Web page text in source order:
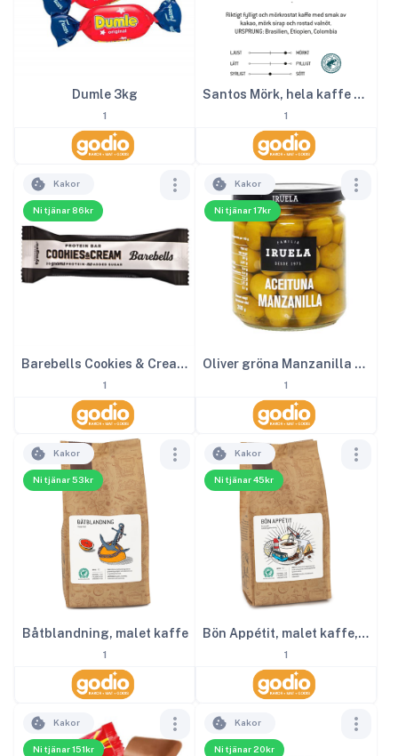
Dumle 3kg
1
Santos Mörk, hela kaffe bönor 1000g
1
Ni tjänar 86kr
Kakor
Barebells Cookies & Cream 12st
1
Ni tjänar 17kr
Kakor
Oliver gröna Manzanilla 365 g
1
Ni tjänar 53kr
Kakor
Båtblandning, malet kaffe
1
Ni tjänar 45kr
Kakor
Bön Appétit, malet kaffe, lätt mörkrost
1
Ni tjänar 151kr
Kakor
Ni tjänar 20kr
Kakor